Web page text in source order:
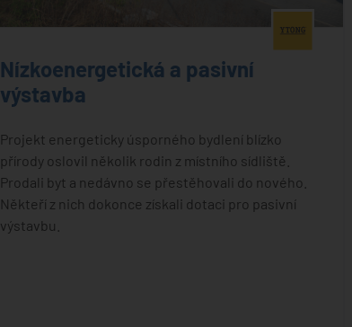
Nízkoenergetická a pasivní
výstavba
Projekt energeticky úsporného bydlení blízko
přírody oslovil několik rodin z místního sídliště.
Prodali byt a nedávno se přestěhovali do nového.
Někteří z nich dokonce získali dotaci pro pasivní
výstavbu.